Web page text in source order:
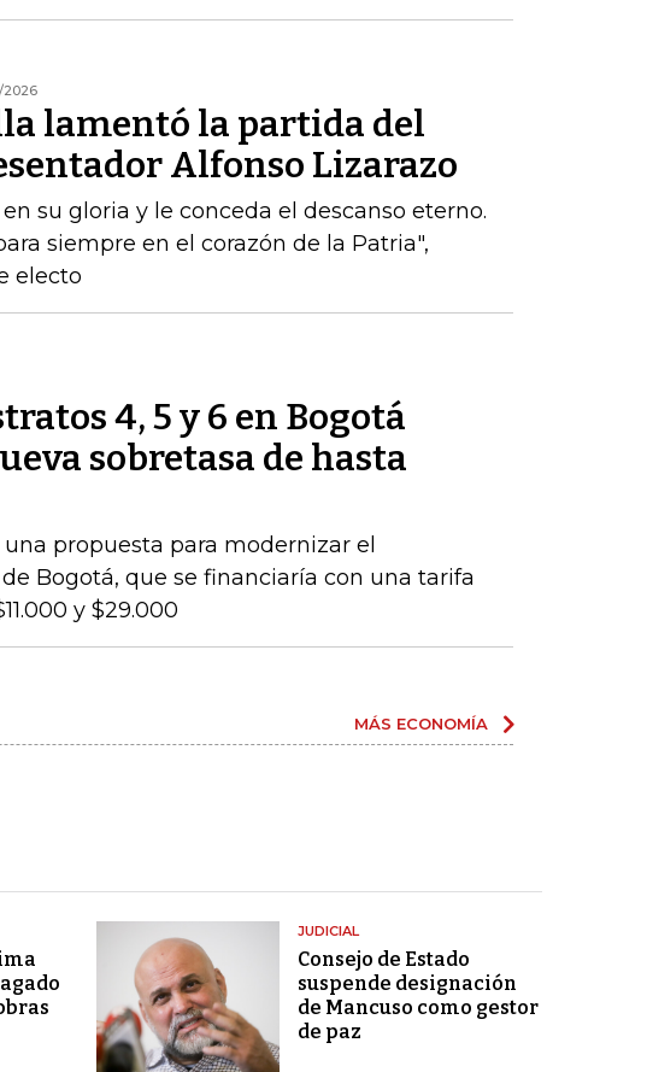
2026
lamentó la partida del
Alfonso Lizarazo
su gloria y le conceda el descanso eterno.
siempre en el corazón de la Patria",
electo
4, 5 y 6 en Bogotá
sobretasa de hasta
propuesta para modernizar el
Bogotá, que se financiaría con una tarifa
y $29.000
MÁS ECONOMÍA
JUDICIAL
Consejo de Estado
suspende designación
de Mancuso como gestor
de paz